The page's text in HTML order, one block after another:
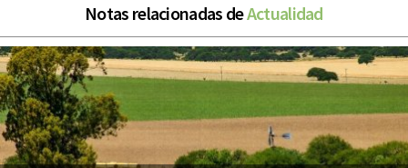
Notas relacionadas deActualidad